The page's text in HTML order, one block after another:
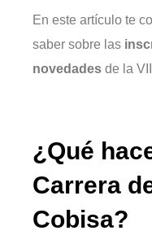
En este artículo te
saber sobre las
novedades de la
¿Qué
Carrera
Cobisa?